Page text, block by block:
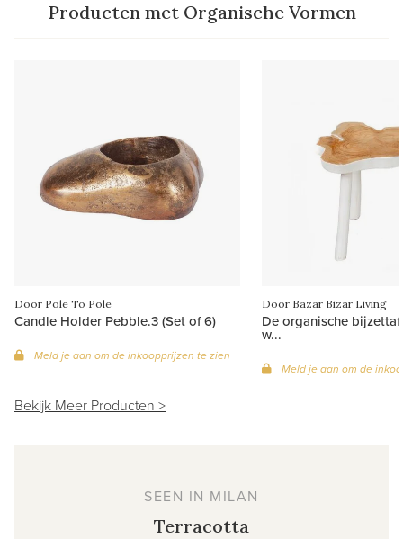
Producten met Organische Vormen
Door Pole To Pole
Candle Holder Pebble.3 (Set of 6)
Meld je aan om de inkoopprijzen te zien
Door Bazar Bizar Living
De organische
w...
Meld je aan om de
Bekijk Meer Producten >
SEEN IN MILAN
Terracotta